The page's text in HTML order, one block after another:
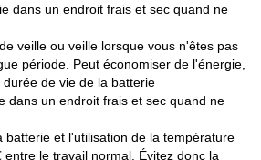
dans un endroit frais et sec quand ne
veille ou veille lorsque vous n'êtes pas
période. Peut économiser de l'énergie,
de vie de la batterie
dans un endroit frais et sec quand ne
batterie et l'utilisation de la température
le travail normal. Évitez donc la